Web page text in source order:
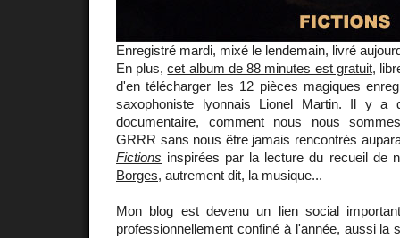
Enregistré mardi, mixé le lendemain, livré
En plus,cet album de 88 minutes est gratuit,
d'en télécharger les 12 pièces magiques
saxophoniste lyonnais Lionel Martin. Il y a
documentaire, comment nous nous
GRRR sans nous être jamais rencontrés
Fictions inspirées par la lecture du recueil de
Borges, autrement dit, la musique...
Mon blog est devenu un lien social
professionnellement confiné à l'année, aussi la